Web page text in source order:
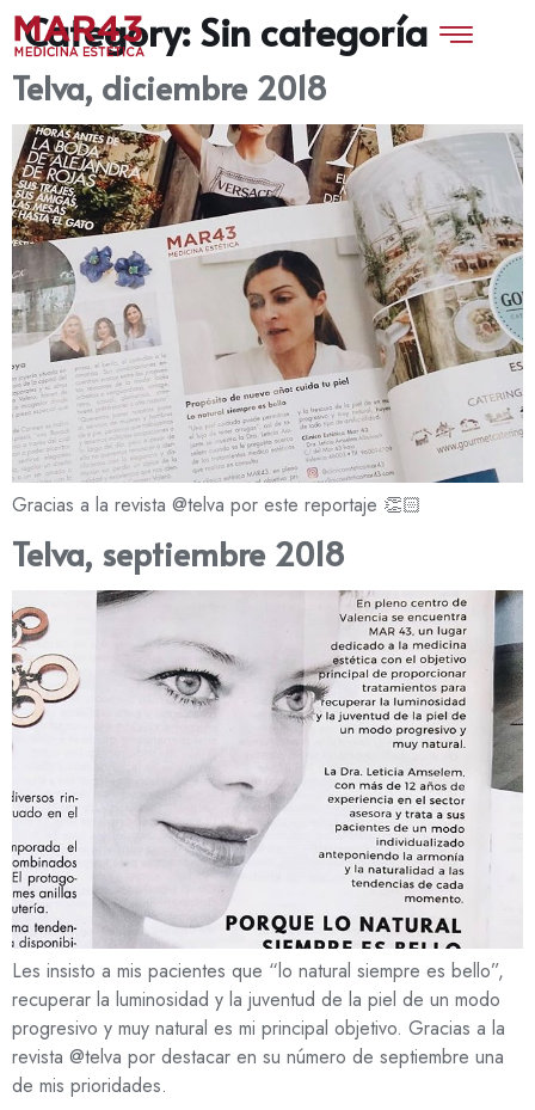
Category:Sin categoría
Telva, diciembre 2018
Gracias a la revista @telva por este reportaje 👏🏻
Telva, septiembre 2018
Les insisto a mis pacientes que “lo natural siempre es bello”,
recuperar la luminosidad y la juventud de la piel de un modo
progresivo y muy natural es mi principal objetivo. Gracias a la
revista @telva por destacar en su número de septiembre una
de mis prioridades.